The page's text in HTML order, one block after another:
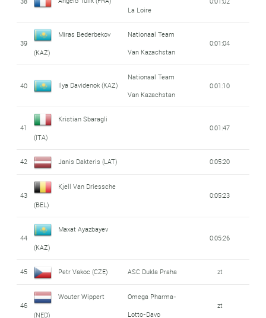
La Loire
39
Miras Bederbekov
(KAZ)
Nationaal Team
Van Kazachstan
0:01:04
40 Ilya Davidenok (KAZ)
Nationaal Team
Van Kazachstan
0:01:10
41
Kristian Sbaragli
(ITA)
0:01:47
42 Janis Dakteris (LAT) 0:05:20
43
Kjell Van Driessche
(BEL)
0:05:23
44
Maxat Ayazbayev
(KAZ)
0:05:26
45 Petr Vakoc (CZE) ASC Dukla Praha zt
46
Wouter Wippert
(NED)
Omega Pharma-
Lotto-Davo
zt